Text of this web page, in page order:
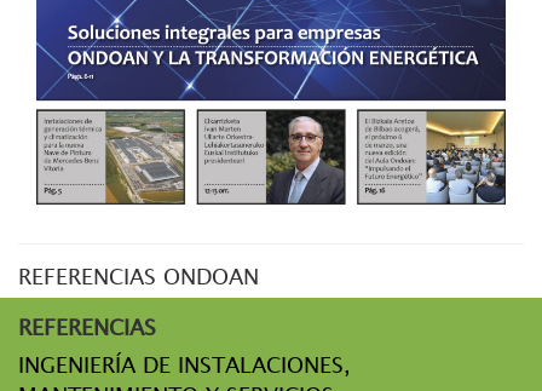
REFERENCIAS ONDOAN
REFERENCIAS
INGENIERÍA DE INSTALACIONES,